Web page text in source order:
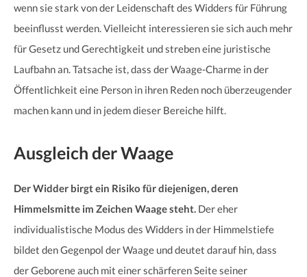
wenn sie stark von der Leidenschaft des Widders für Führung
beeinflusst werden. Vielleicht interessieren sie sich auch mehr
für Gesetz und Gerechtigkeit und streben eine juristische
Laufbahn an. Tatsache ist, dass der Waage-Charme in der
Öffentlichkeit eine Person in ihren Reden noch überzeugender
machen kann und in jedem dieser Bereiche hilft.
Ausgleich der Waage
Der Widder birgt ein Risiko für diejenigen, deren
Himmelsmitte im Zeichen Waage steht. Der eher
individualistische Modus des Widders in der Himmelstiefe
bildet den Gegenpol der Waage und deutet darauf hin, dass
der Geborene auch mit einer schärferen Seite seiner